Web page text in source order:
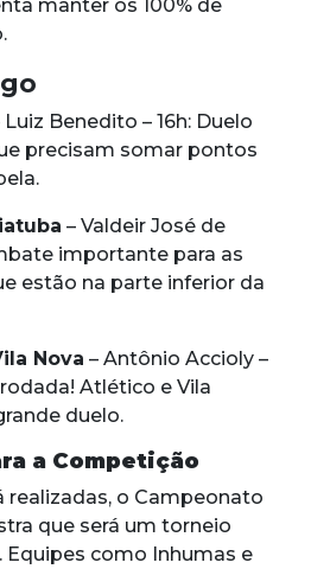
manter os 100% de
Luiz Benedito – 16h: Duelo
precisam somar pontos
– Valdeir José de
importante para as
estão na parte inferior da
Nova – Antônio Accioly –
Atlético e Vila
duelo.
a Competição
realizadas, o Campeonato
que será um torneio
como Inhumas e